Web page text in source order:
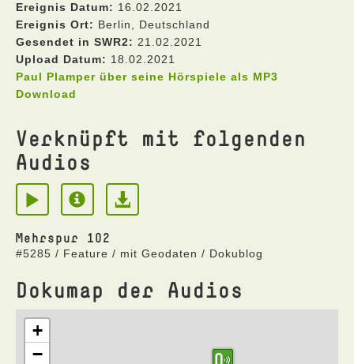
Ereignis Datum: 16.02.2021
Ereignis Ort: Berlin, Deutschland
Gesendet in SWR2: 21.02.2021
Upload Datum: 18.02.2021
Paul Plamper über seine Hörspiele als MP3
Download
Verknüpft mit folgenden
Audios
Mehrspur 102
#5285 / Feature / mit Geodaten / Dokublog
Dokumap der Audios